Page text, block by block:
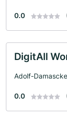
0.0
DigitAll
Adolf-
0.0